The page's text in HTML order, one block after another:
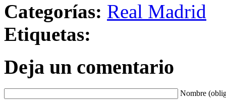
Categorías: Real Madrid
Etiquetas:
Deja un comentario
Nombre